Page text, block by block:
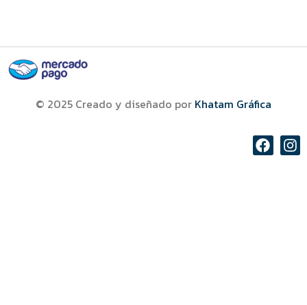
© 2025 Creado y diseñado por Khatam Gráfica